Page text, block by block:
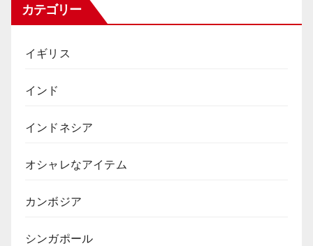
カテゴリー
イギリス
インド
インドネシア
オシャレなアイテム
カンボジア
シンガポール